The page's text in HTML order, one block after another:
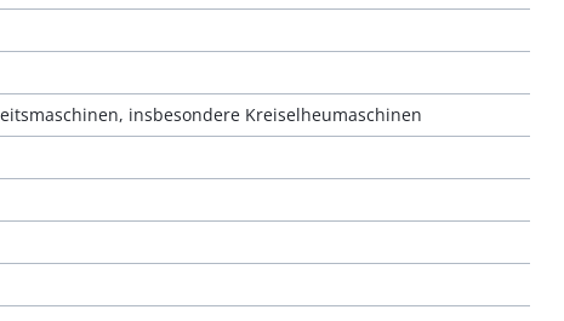
insbesondere Kreiselheumaschinen